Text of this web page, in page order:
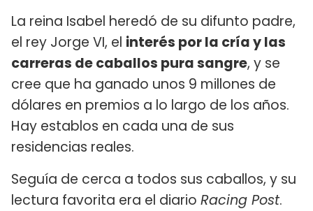
La reina Isabel heredó de su difunto padre,
el rey Jorge VI, el interés por la cría y las
carreras de caballos pura sangre, y se
cree que ha ganado unos 9 millones de
dólares en premios a lo largo de los años.
Hay establos en cada una de sus
residencias reales.
Seguía de cerca a todos sus caballos, y su
lectura favorita era el diario Racing Post.